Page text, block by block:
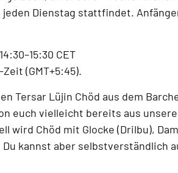
Dienstag stattfindet.
CET
Zeit (GMT+5:45).
Tersar Lüjin Chöd aus dem
euch vielleicht bereits aus
wird Chöd mit Glocke (Drilbu),
kannst aber selbstverständlich